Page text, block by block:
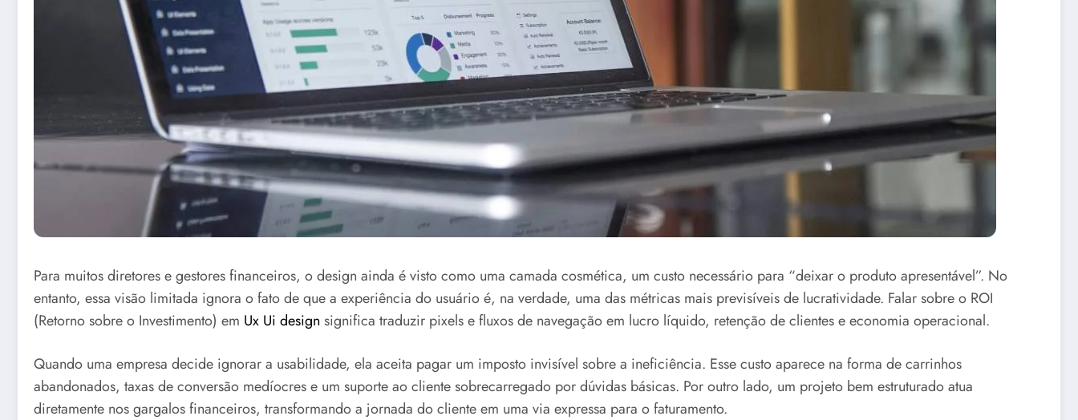
Para muitos diretores e gestores financeiros, o design ainda é visto como uma camada cosmética, um custo necessário para “deixar o produto apresentável”. No
entanto, essa visão limitada ignora o fato de que a experiência do usuário é, na verdade, uma das métricas mais previsíveis de lucratividade. Falar sobre o ROI
(Retorno sobre o Investimento) em Ux Ui design significa traduzir pixels e fluxos de navegação em lucro líquido, retenção de clientes e economia operacional.
Quando uma empresa decide ignorar a usabilidade, ela aceita pagar um imposto invisível sobre a ineficiência. Esse custo aparece na forma de carrinhos
abandonados, taxas de conversão medíocres e um suporte ao cliente sobrecarregado por dúvidas básicas. Por outro lado, um projeto bem estruturado atua
diretamente nos gargalos financeiros, transformando a jornada do cliente em uma via expressa para o faturamento.